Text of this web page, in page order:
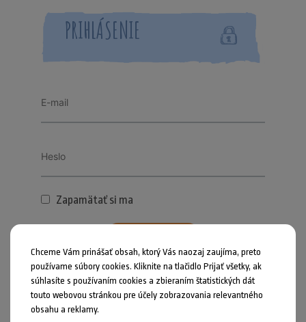
PRIHLÁSENIE
Zapamätať si ma
Zabudli ste heslo?
Chceme Vám prinášať obsah, ktorý Vás naozaj zaujíma, preto
používame súbory cookies. Kliknite na tlačidlo Prijať všetky, ak
súhlasíte s používaním cookies a zbieraním štatistických dát
touto webovou stránkou pre účely zobrazovania relevantného
obsahu a reklamy.